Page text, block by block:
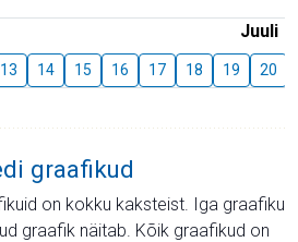
Juuli
13 14 15 16 17 18 19 20
graafikud
on kokku kaksteist. Iga graafiku
graafik näitab. Kõik graafikud on